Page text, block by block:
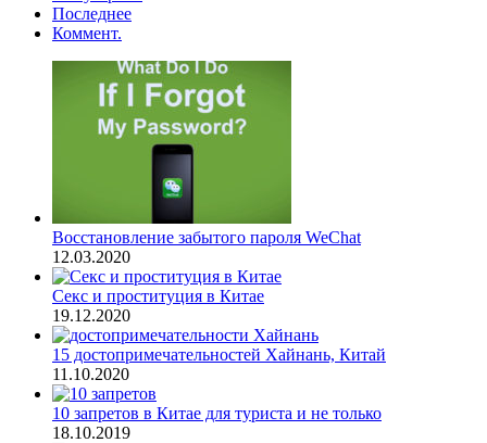
Последнее
Коммент.
Восстановление забытого пароля WeChat
12.03.2020
Секс и проституция в Китае
19.12.2020
15 достопримечательностей Хайнань, Китай
11.10.2020
10 запретов в Китае для туриста и не только
18.10.2019